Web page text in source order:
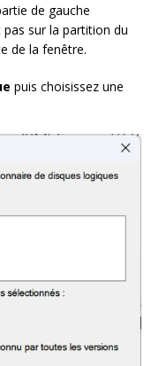
de gauche
sur la partition du
de la fenêtre.
puis choisissez une